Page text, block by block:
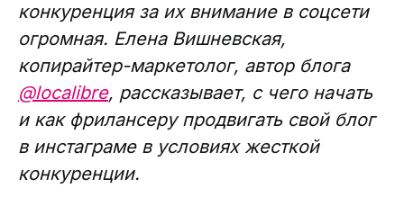
конкуренция за их внимание в соцсети
огромная. Елена Вишневская,
копирайтер-маркетолог, автор блога
@localibre, рассказывает, с чего начать
и как фрилансеру продвигать свой блог
в инстаграме в условиях жесткой
конкуренции.